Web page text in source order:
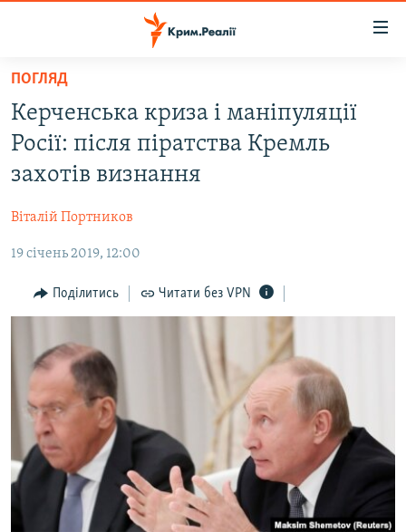
Перейти
основного
матеріалу
до
основної
Перейти
пошуку
ВОДА.КРИМ
ВІДЕО ТА ФОТО
БЛОГИ
ПОГЛЯД
ІНТЕРВ'Ю
СПЕЦПРОЕКТИ
ДЕПОРТАЦІЯ
ВІДЕОУРОКИ «ELIFBE»
СВІДЧЕННЯ ОКУПАЦІЇ
УКРАЇНСЬКА ПРОБЛЕМА КРИМУ
ІНФОГРАФІКА
ЯК ОБІЙТИ БЛОКУВАННЯ
Русский
Qırımtatar
ДОЛУЧАЙСЯ!
ПОГЛЯД
Керченська криза і маніпуляції
Росії: після піратства Кремль
захотів визнання
Віталій Портников
19 січень 2019, 12:00
Поділитись Читати без VPN